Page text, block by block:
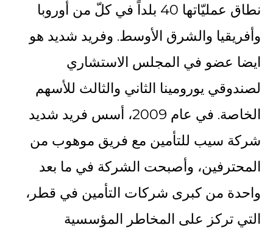
نطاق عمليّاتها 40 بلداً في كلّ من أوروبا
وأفريقيا والشرق الأوسط. وفريد شديد هو
ايضا عضو في المجلس الاستشاري
لصندوقي يورومينا الثاني والثالث للأسهم
الخاصة. في عام 2009، أسس فريد شديد
شركة سيب للتأمين مع فريق موهوب من
المحترفين، وأصبحت الشركة في ما بعد
واحدة من كبرى شركات التأمين في قطر،
التي تركز على المخاطر المؤسسية